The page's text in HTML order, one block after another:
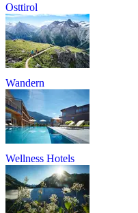
Osttirol
Wandern
Wellness Hotels